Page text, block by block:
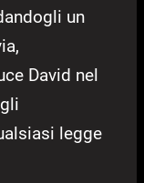
un
David nel
legge